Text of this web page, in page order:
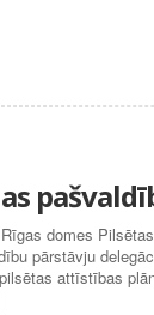
domes
pārstāvju
attīstības